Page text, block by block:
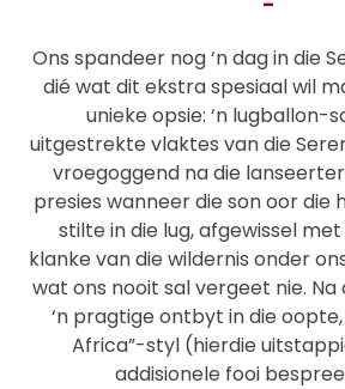
Ons spandeer nog ‘n dag in die
dié wat dit ekstra spesiaal wil
unieke opsie: ‘n lugballon-
uitgestrekte vlaktes van die
vroegoggend na die
presies wanneer die son oor die
stilte in die lug, afgewissel
klanke van die wildernis onder
wat ons nooit sal vergeet nie. Na
‘n pragtige ontbyt in die
Africa”-styl (hierdie
addisionele fooi